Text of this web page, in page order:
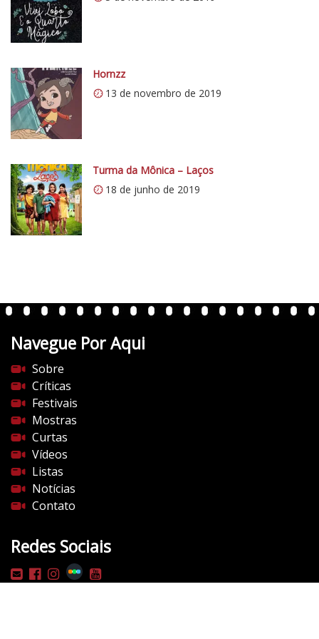
t
c
5
1
Hornzz
13 de novembro de 2019
Turma da Mônica – Laços
18 de junho de 2019
Navegue Por Aqui
Sobre
Críticas
Festivais
Mostras
Curtas
Vídeos
Listas
Notícias
Contato
Redes Sociais